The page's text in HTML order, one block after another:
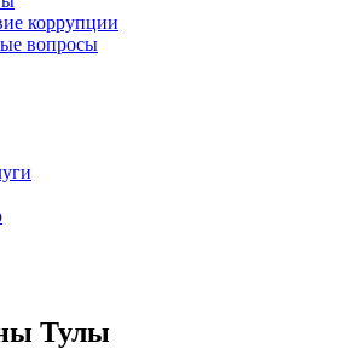
коррупции
вопросы
Тулы